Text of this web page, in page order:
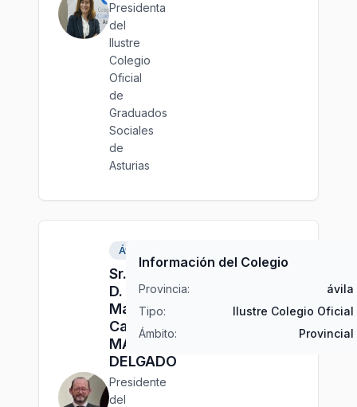
Presidenta
del
Ilustre
Colegio
Oficial
de
Graduados
Sociales
de
Asturias
Ávila
Sr.
D.
Manuel
Carlos
MARTÍN
DELGADO
Presidente
del
Información del Colegio
Provincia:
ávila
Tipo:
Ilustre Colegio Oficial
Ámbito:
Provincial